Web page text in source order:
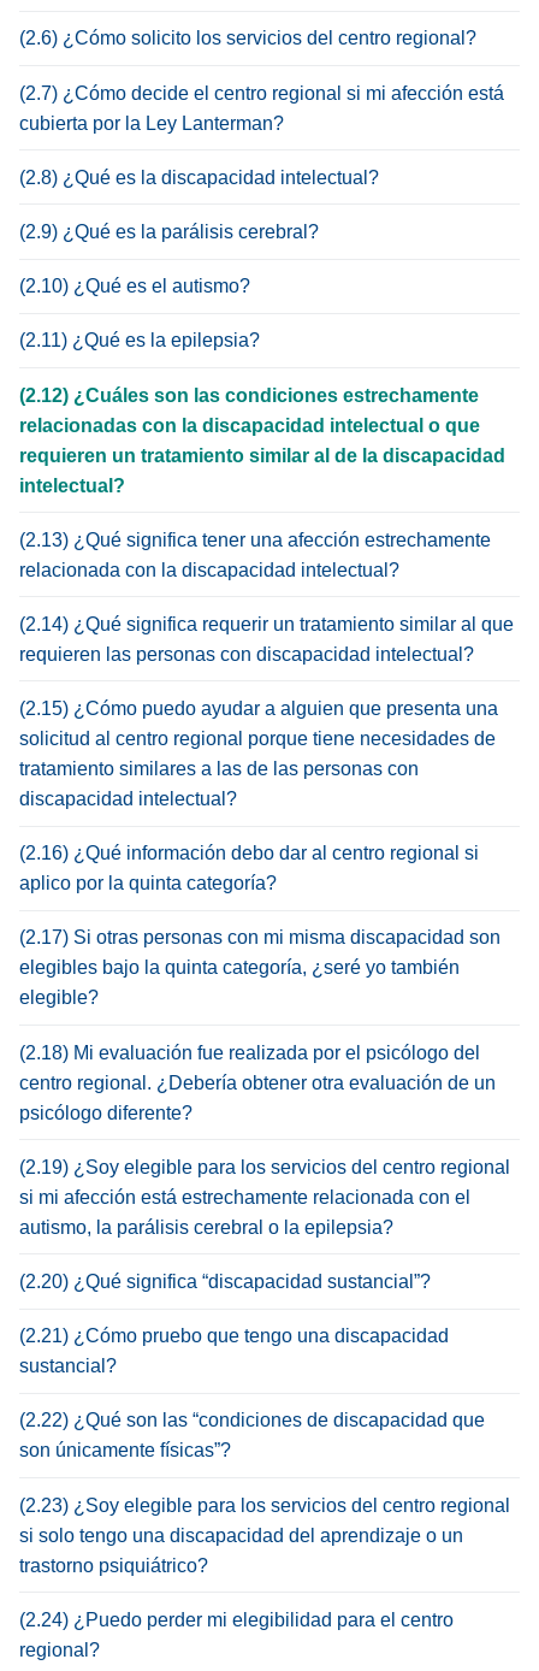
(2.6) ¿Cómo solicito los servicios del centro regional?
(2.7) ¿Cómo decide el centro regional si mi afección está
cubierta por la Ley Lanterman?
(2.8) ¿Qué es la discapacidad intelectual?
(2.9) ¿Qué es la parálisis cerebral?
(2.10) ¿Qué es el autismo?
(2.11) ¿Qué es la epilepsia?
(2.12) ¿Cuáles son las condiciones estrechamente
relacionadas con la discapacidad intelectual o que
requieren un tratamiento similar al de la discapacidad
intelectual?
(2.13) ¿Qué significa tener una afección estrechamente
relacionada con la discapacidad intelectual?
(2.14) ¿Qué significa requerir un tratamiento similar al que
requieren las personas con discapacidad intelectual?
(2.15) ¿Cómo puedo ayudar a alguien que presenta una
solicitud al centro regional porque tiene necesidades de
tratamiento similares a las de las personas con
discapacidad intelectual?
(2.16) ¿Qué información debo dar al centro regional si
aplico por la quinta categoría?
(2.17) Si otras personas con mi misma discapacidad son
elegibles bajo la quinta categoría, ¿seré yo también
elegible?
(2.18) Mi evaluación fue realizada por el psicólogo del
centro regional. ¿Debería obtener otra evaluación de un
psicólogo diferente?
(2.19) ¿Soy elegible para los servicios del centro regional
si mi afección está estrechamente relacionada con el
autismo, la parálisis cerebral o la epilepsia?
(2.20) ¿Qué significa “discapacidad sustancial”?
(2.21) ¿Cómo pruebo que tengo una discapacidad
sustancial?
(2.22) ¿Qué son las “condiciones de discapacidad que
son únicamente físicas”?
(2.23) ¿Soy elegible para los servicios del centro regional
si solo tengo una discapacidad del aprendizaje o un
trastorno psiquiátrico?
(2.24) ¿Puedo perder mi elegibilidad para el centro
regional?